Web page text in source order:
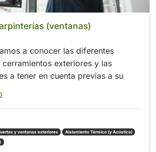
(ventanas)
a conocer las diferentes
exteriores y las
a tener en cuenta previas a su
y ventanas exteriores
Aislamiento Térmico (y Acústico)